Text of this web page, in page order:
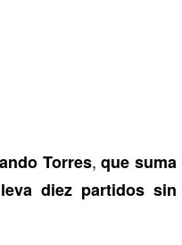
Torres,que suma
diez partidos sin